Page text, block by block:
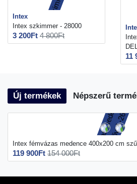
Intex
Intex szkimmer - 28000
3 200Ft 4 800Ft
11
Új termékek Népszerű
Intex fémvázas medence 400x200 cm
119 900Ft 154 000Ft